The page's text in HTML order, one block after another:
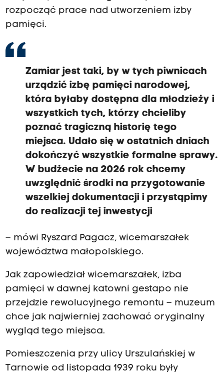
rozpocząć prace nad utworzeniem izby
pamięci.
Zamiar jest taki, by w tych piwnicach
urządzić izbę pamięci narodowej,
która byłaby dostępna dla młodzieży i
wszystkich tych, którzy chcieliby
poznać tragiczną historię tego
miejsca. Udało się w ostatnich dniach
dokończyć wszystkie formalne sprawy.
W budżecie na 2026 rok chcemy
uwzględnić środki na przygotowanie
wszelkiej dokumentacji i przystąpimy
do realizacji tej inwestycji
– mówi Ryszard Pagacz, wicemarszałek
województwa małopolskiego.
Jak zapowiedział wicemarszałek, izba
pamięci w dawnej katowni gestapo nie
przejdzie rewolucyjnego remontu – muzeum
chce jak najwierniej zachować oryginalny
wygląd tego miejsca.
Pomieszczenia przy ulicy Urszulańskiej w
Tarnowie od listopada 1939 roku były